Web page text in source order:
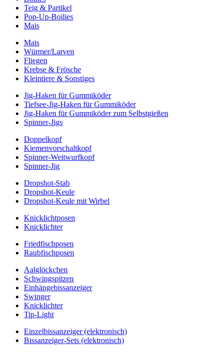
Teig & Partikel
Pop-Up-Boilies
Mais
Mais
Würmer/Larven
Fliegen
Krebse & Frösche
Kleintiere & Sonstiges
Jig-Haken für Gummiköder
Tiefsee-Jig-Haken für Gummiköder
Jig-Haken für Gummiköder zum Selbstgießen
Spinner-Jigs
Doppelkopf
Kiemenvorschaltkopf
Spinner-Weitwurfkopf
Spinner-Jig
Dropshot-Stab
Dropshot-Keule
Dropshot-Keule mit Wirbel
Knicklichtposen
Knicklichter
Friedfischposen
Raubfischposen
Aalglöckchen
Schwingspitzen
Einhängebissanzeiger
Swinger
Knicklichter
Tip-Light
Einzelbissanzeiger (elektronisch)
Bissanzeiger-Sets (elektronisch)